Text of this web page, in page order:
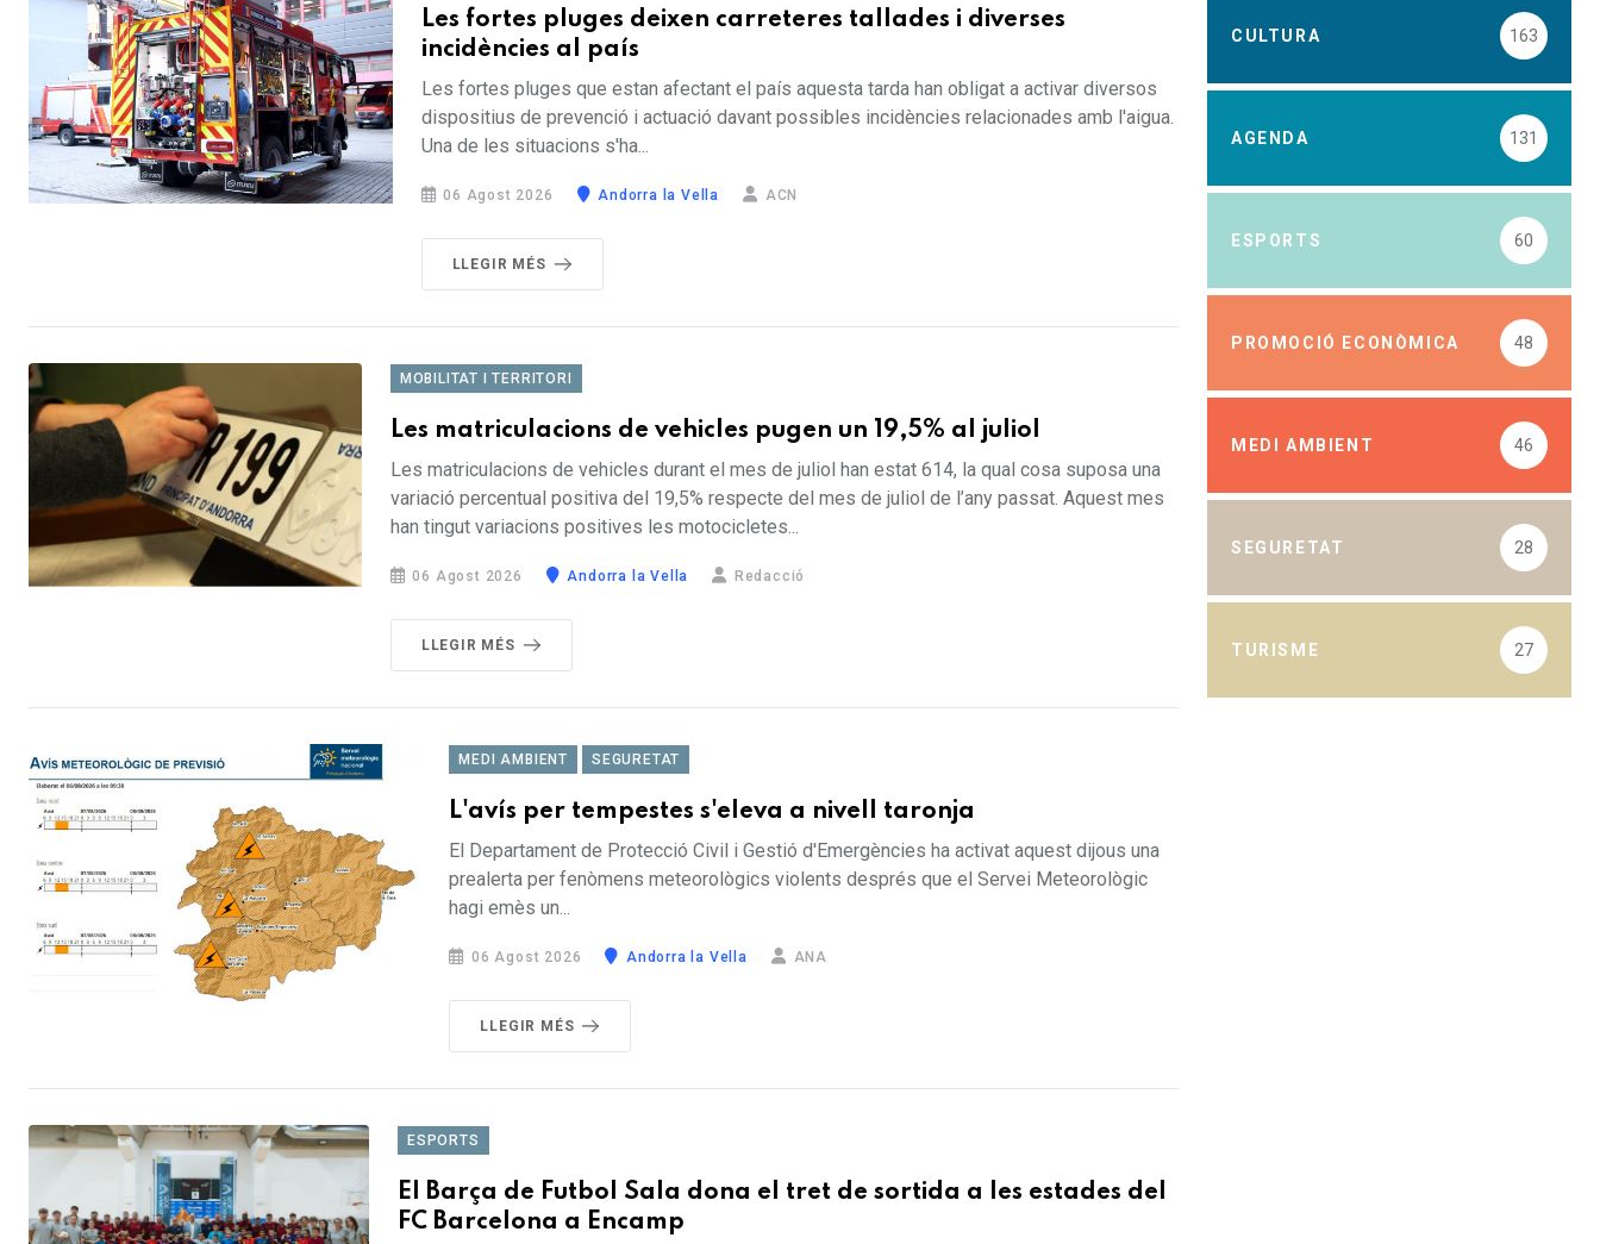
Les fortes pluges deixen carreteres tallades i diverses
incidències al país
Les fortes pluges que estan afectant el país aquesta tarda han obligat a activar diversos
dispositius de prevenció i actuació davant possibles incidències relacionades amb l'aigua.
Una de les situacions s'ha...
06 Agost 2026 Andorra la Vella ACN
LLEGIR MÉS
MOBILITAT I TERRITORI
Les matriculacions de vehicles pugen un 19,5% al juliol
Les matriculacions de vehicles durant el mes de juliol han estat 614, la qual cosa suposa una
variació percentual positiva del 19,5% respecte del mes de juliol de l’any passat. Aquest mes
han tingut variacions positives les motocicletes...
06 Agost 2026 Andorra la Vella Redacció
LLEGIR MÉS
MEDI AMBIENT SEGURETAT
L'avís per tempestes s'eleva a nivell taronja
El Departament de Protecció Civil i Gestió d'Emergències ha activat aquest dijous una
prealerta per fenòmens meteorològics violents després que el Servei Meteorològic
hagi emès un...
06 Agost 2026 Andorra la Vella ANA
LLEGIR MÉS
ESPORTS
El Barça de Futbol Sala dona el tret de sortida a les estades del
FC Barcelona a Encamp
CULTURA 163
AGENDA 131
ESPORTS 60
PROMOCIÓ ECONÒMICA 48
MEDI AMBIENT 46
SEGURETAT 28
TURISME 27